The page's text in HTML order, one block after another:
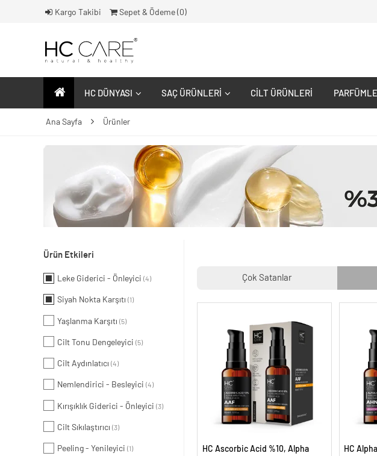
Kargo Takibi Sepet & Ödeme ( 0)
HC DÜNYASI SAÇ ÜRÜNLERI CILT ÜRÜNLERI
Ana Sayfa Ürünler
Ürün Etkileri
Leke Giderici - Önleyici (4)
Siyah Nokta Karşıtı (1)
Yaşlanma Karşıtı (5)
Cilt Tonu Dengeleyici (5)
Cilt Aydınlatıcı (4)
Nemlendirici - Besleyici (4)
Kırışıklık Giderici - Önleyici (3)
Cilt Sıkılaştırıcı (3)
Peeling - Yenileyici (1)
Çok Satanlar
HC Ascorbic Acid %10, Alpha
HC